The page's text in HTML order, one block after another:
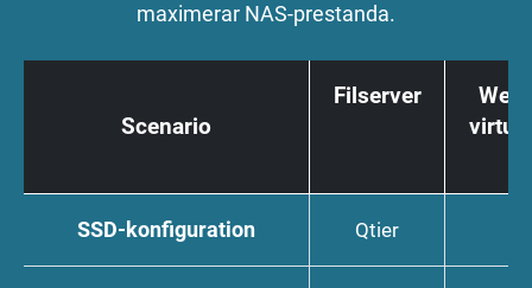
maximerar NAS-prestanda.
Scenario
Filserver
SSD-konfiguration Qtier